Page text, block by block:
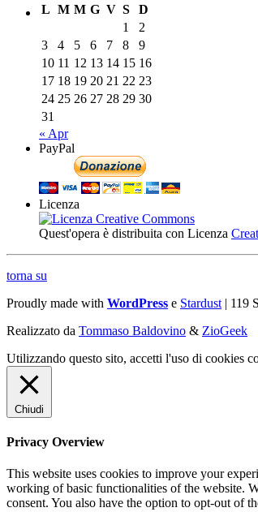
L M M G V S
D
1
2
3
4 5 6 7 8
9
10 11 12 13 14 15 16
17 18 19 20 21 22 23
24 25 26 27 28 29 30
31
« Apr
PayPal
Licenza
Quest'opera è distribuita con Licenza
torna su
Proudly made with WordPress e Stardust | 119
Realizzato da Tommaso Baldovino & ZioGeek
Utilizzando questo sito, accetti l'uso di cookies
Chiudi
Privacy Overview
This website uses cookies to improve your
working of basic functionalities of the website.
consent. You also have the option to opt-out of